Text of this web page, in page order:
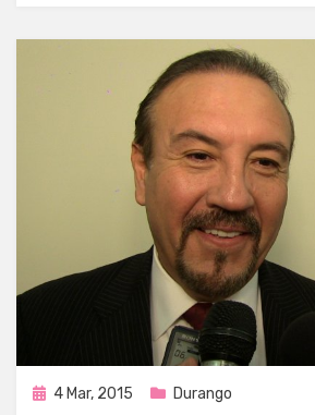
Publicada
4 Mar, 2015 Durango